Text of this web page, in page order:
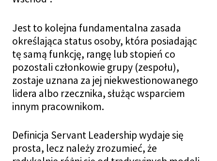
Jest to kolejna fundamentalna zasada
określająca status osoby, która posiadając
tę samą funkcję, rangę lub stopień co
pozostali członkowie grupy (zespołu),
zostaje uznana za jej niekwestionowanego
lidera albo rzecznika, służąc wsparciem
innym pracownikom.
Definicja Servant Leadership wydaje się
prosta, lecz należy zrozumieć, że